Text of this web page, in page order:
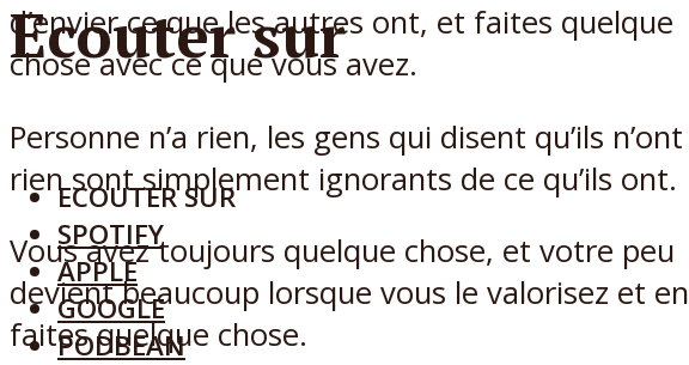
Ecouter sur
ECOUTER SUR
SPOTIFY
APPLE
GOOGLE
PODBEAN
d’envier ce que les autres ont, et faites quelque
chose avec ce que vous avez.
Personne n’a rien, les gens qui disent qu’ils n’ont
rien sont simplement ignorants de ce qu’ils ont.
Vous avez toujours quelque chose, et votre peu
devient beaucoup lorsque vous le valorisez et en
faites quelque chose.